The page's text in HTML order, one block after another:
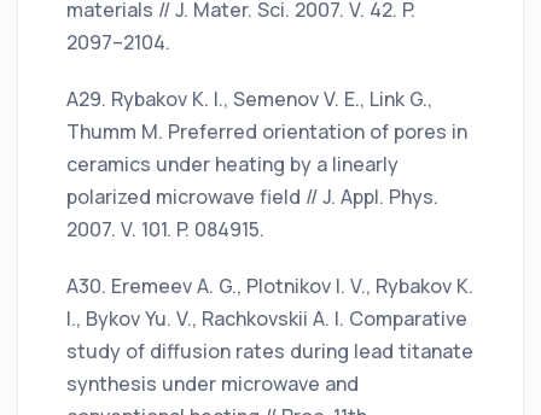
materials // J. Mater. Sci. 2007. V. 42. P.
2097–2104.
А29. Rybakov K. I., Semenov V. E., Link G.,
Thumm M. Preferred orientation of pores in
ceramics under heating by a linearly
polarized microwave field // J. Appl. Phys.
2007. V. 101. P. 084915.
А30. Eremeev A. G., Plotnikov I. V., Rybakov K.
I., Bykov Yu. V., Rachkovskii А. I. Comparative
study of diffusion rates during lead titanate
synthesis under microwave and